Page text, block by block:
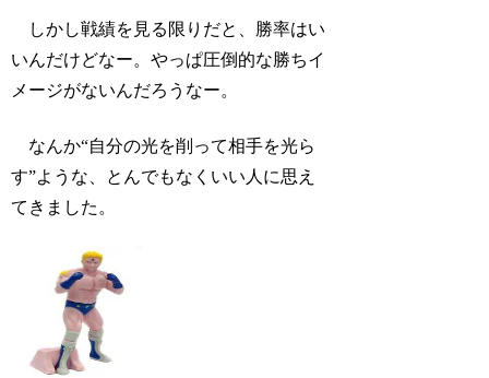
しかし戦績を見る限りだと、勝率はい
いんだけどなー。やっぱ圧倒的な勝ちイ
メージがないんだろうなー。
なんか“自分の光を削って相手を光ら
す”ような、とんでもなくいい人に思え
てきました。